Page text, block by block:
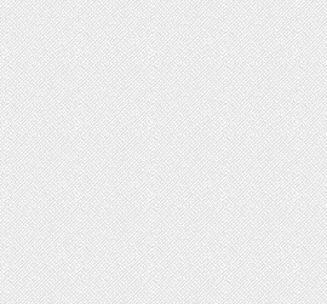
حسین
سلام خسته نباشین فایل صوتی
بیکلام سرود حجاب فاطمی رو
می خواستم .(دختران بهشتی)